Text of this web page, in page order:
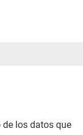
los datos que